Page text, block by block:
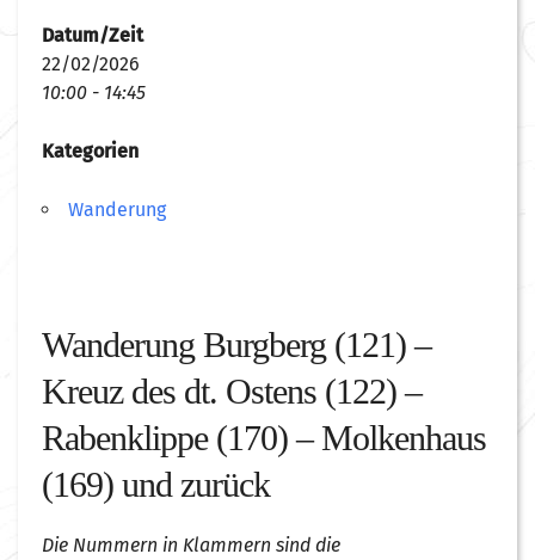
Datum/Zeit
22/02/2026
10:00 - 14:45
Kategorien
Wanderung
Wanderung Burgberg (121) –
Kreuz des dt. Ostens (122) –
Rabenklippe (170) – Molkenhaus
(169) und zurück
Die Nummern in Klammern sind die